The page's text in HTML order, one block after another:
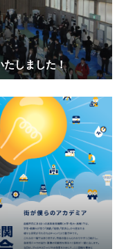
たしました！